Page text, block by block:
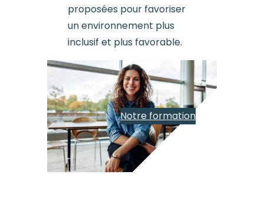
proposées pour favoriser
un environnement plus
inclusif et plus favorable.
Notre formation